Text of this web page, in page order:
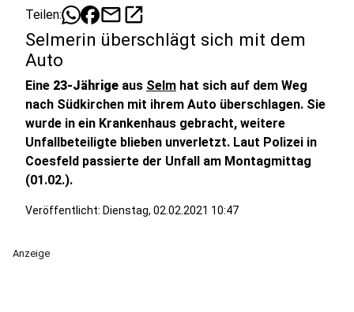
Teilen: mailopen_in_new
Selmerin überschlägt sich mit dem
Auto
Eine 23-Jährige aus Selm hat sich auf dem Weg
nach Südkirchen mit ihrem Auto überschlagen. Sie
wurde in ein Krankenhaus gebracht, weitere
Unfallbeteiligte blieben unverletzt. Laut Polizei in
Coesfeld passierte der Unfall am Montagmittag
(01.02.).
Veröffentlicht: Dienstag, 02.02.2021 10:47
Anzeige